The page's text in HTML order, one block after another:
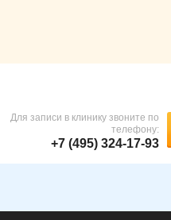
Для записи в клинику звоните по
телефону:
+7 (495) 324-17-93